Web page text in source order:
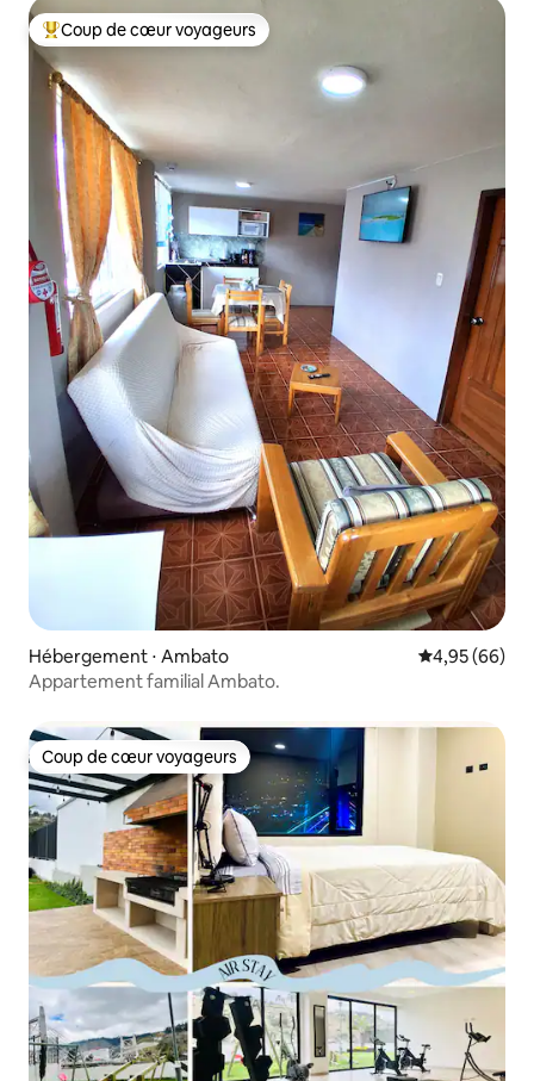
Coups de cœur voyageurs les plus appréciés
Coup de cœur voyageurs
Hébergement ⋅ Ambato Évaluation
4,95 (66)
Appartement familial Ambato.
Coup de cœur voyageurs
Coup de cœur voyageurs